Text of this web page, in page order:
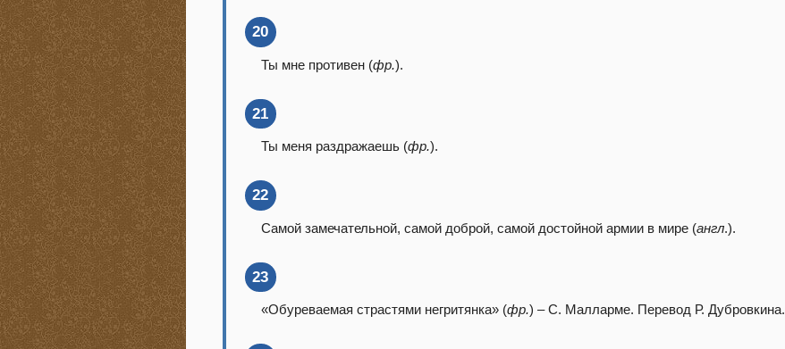
20
Ты мне противен (фр.).
21
Ты меня раздражаешь (фр.).
22
Самой замечательной, самой доброй, самой достойной армии в мире (англ.).
23
«Обуреваемая страстями негритянка» (фр.) – С. Малларме. Перевод Р. Дубровкина.